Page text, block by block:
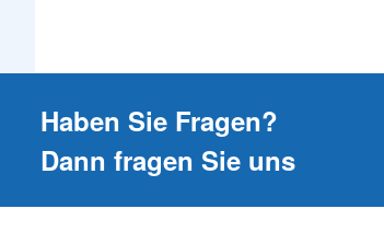
Haben Sie Fragen?
Dann fragen Sie uns